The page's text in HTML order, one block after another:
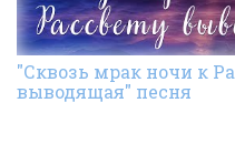
"Сквозь мрак ночи к
выводящая" песня